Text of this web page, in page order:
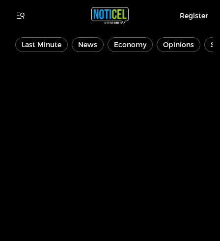
Register
Last Minute News Economy Opinions